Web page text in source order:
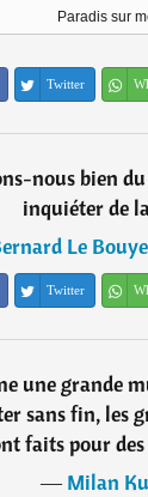
Paradis sur
Twitter
nous bien
inquiéter de
Le
Twitter
une grande
sans fin, les
faits pour
―Milan